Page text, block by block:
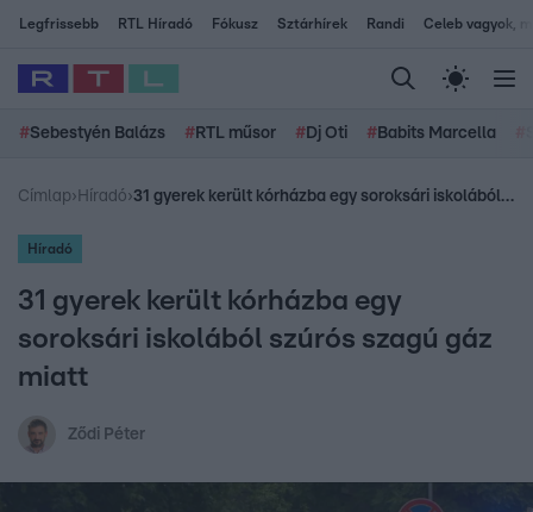
Legfrissebb RTL Híradó Fókusz Sztárhírek Randi Celeb vagyok,
#Sebestyén Balázs # RTL műsor # Dj Oti # Babits Marcella
Címlap› Híradó› 31 gyerek került kórházba egy soroksári iskolából szúrós szagú gáz miatt
Híradó
31 gyerek került kórházba egy
soroksári iskolából szúrós szagú gáz
miatt
Ződi Péter